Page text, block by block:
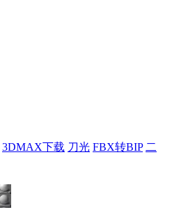
3DMAX下载 刀光 FBX转BIP 二